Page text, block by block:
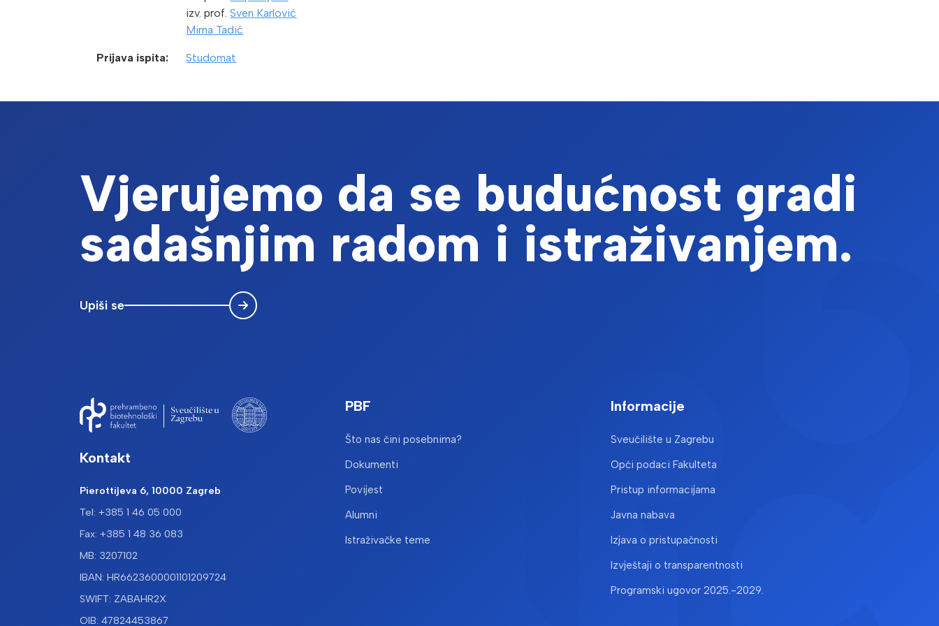
izv. prof.Sven Karlović
Mirna Tadić
Prijava ispita: Studomat
Vjerujemo da se budućnost gradi
sadašnjim radom i istraživanjem.
Upiši se
Kontakt
Pierottijeva 6, 10000 Zagreb
Tel: +385 1 46 05 000
Fax: +385 1 48 36 083
MB: 3207102
IBAN: HR6623600001101209724
SWIFT: ZABAHR2X
OIB: 47824453867
PBF
Što nas čini posebnima?
Dokumenti
Povijest
Alumni
Istraživačke teme
Informacije
Sveučilište u Zagrebu
Opći podaci Fakulteta
Pristup informacijama
Javna nabava
Izjava o pristupačnosti
Izvještaji o transparentnosti
Programski ugovor 2025.-2029.